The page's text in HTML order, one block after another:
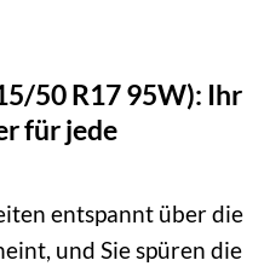
50 R17 95W): Ihr
für jede
entspannt über die
und Sie spüren die